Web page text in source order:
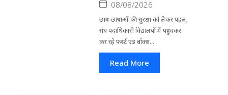
08/08/2026
छात्र-छात्राओं की सुरक्षा को लेकर पहल,
संघ पदाधिकारी विद्यालयों में पहुंचकर
कर रहे फर्स्ट एड बॉक्स...
Read More